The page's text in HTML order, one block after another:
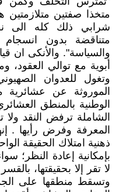
متخذا صفتين متلازمتين
شرابي ذلك كله الى
متناقضة بدون انسجام
والسياسة". والأنكى ان
أبوية مع توالي العقود،
وتغول للعدوان الصهيوني
الموروثة عن عشائرية
الوطنية بالمنطق
الشاملة ترفض النقد ولا
المعرفة وفرض رأيها .
ذهنية امتلاك الحقيقة
بإمكانية إعادة النظر؛
لا تقر إلا بحقيقتها،
وتسقط منطقها على